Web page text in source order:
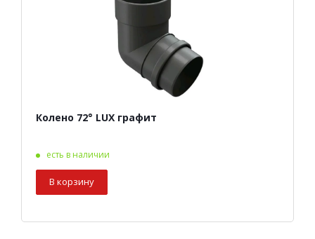
Колено 72° LUX графит
есть в наличии
В корзину